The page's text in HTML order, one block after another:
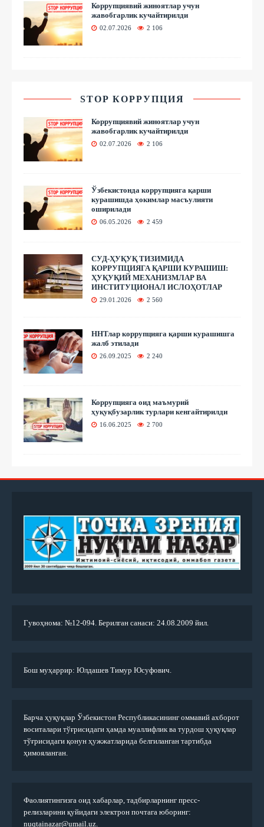
Коррупциявий жиноятлар учун
жавобгарлик кучайтирилди
02.07.2026 2 106
STOP КОРРУПЦИЯ
Коррупциявий жиноятлар учун
жавобгарлик кучайтирилди
02.07.2026 2 106
Ўзбекистонда коррупцияга қарши
курашишда ҳокимлар масъулияти
оширилади
06.05.2026 2 459
СУД-ҲУҚУҚ ТИЗИМИДА
КОРРУПЦИЯГА ҚАРШИ КУРАШИШ:
ҲУҚУҚИЙ МЕХАНИЗМЛАР ВА
ИНСТИТУЦИОНАЛ ИСЛОҲОТЛАР
29.01.2026 2 560
ННТлар коррупцияга қарши курашишга
жалб этилади
26.09.2025 2 240
Коррупцияга оид маъмурий
ҳуқуқбузарлик турлари кенгайтирилди
16.06.2025 2 700
Гувоҳнома: №12-094. Берилган санаси: 24.08.2009 йил.
Бош муҳаррир: Юлдашев Тимур Юсуфович.
Барча ҳуқуқлар Ўзбекистон Республикасининг оммавий ахборот
воситалари тўғрисидаги ҳамда муаллифлик ва турдош ҳуқуқлар
тўғрисидаги қонун ҳужжатларида белгиланган тартибда
ҳимояланган.
Фаолиятингизга оид хабарлар, тадбирларнинг пресс-
релизларини қуйидаги электрон почтага юборинг:
nuqtainazar@umail.uz.